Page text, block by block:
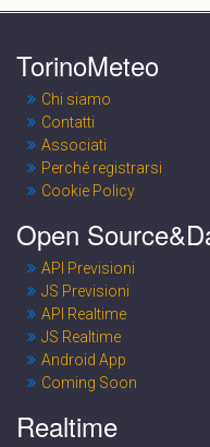
TorinoMeteo
Chi siamo
Contatti
Associati
Perché registrarsi
Cookie Policy
Open
API Previsioni
JS Previsioni
API Realtime
JS Realtime
Android App
Coming Soon
Realtime